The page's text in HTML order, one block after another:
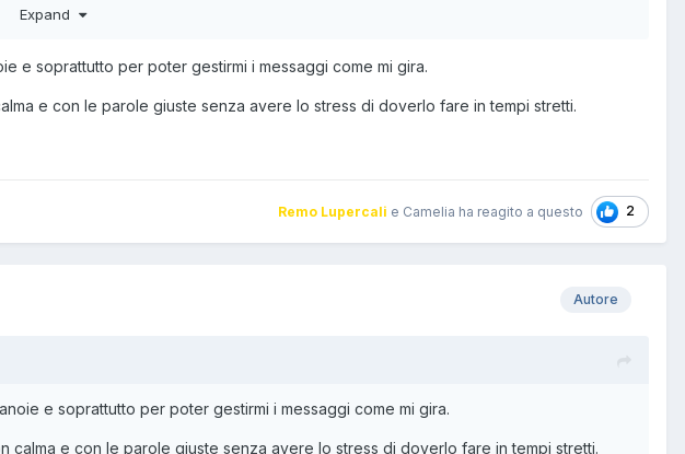
Expand
e soprattutto per poter gestirmi i messaggi come mi gira.
e con le parole giuste senza avere lo stress di doverlo fare in tempi stretti.
Remo Lupercali e Camelia ha reagito a questo 2
Autore
e soprattutto per poter gestirmi i messaggi come mi gira.
e con le parole giuste senza avere lo stress di doverlo fare in tempi stretti.